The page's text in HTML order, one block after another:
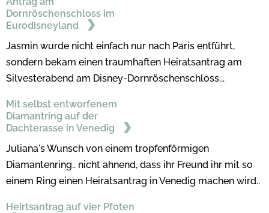
Dornröschenschloss im
Eurodisneyland
Jasmin wurde nicht einfach nur nach Paris entführt,
sondern bekam einen traumhaften Heiratsantrag am
Silvesterabend am Disney-Dornröschenschloss...
Mit selbst entworfenem
Diamantring auf der
Dachterasse in Venedig
Juliana's Wunsch von einem tropfenförmigen
Diamantenring.. nicht ahnend, dass ihr Freund ihr mit so
einem Ring einen Heiratsantrag in Venedig machen wird..
Heirtsantrag auf vier Pfoten